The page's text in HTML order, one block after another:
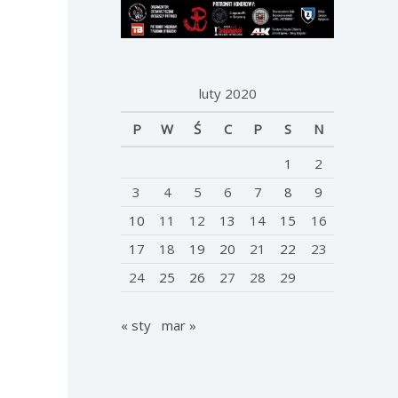
luty 2020
P
W Ś C P S
N
1
2
3
4 5 6 7 8
9
10
11 12 13 14 15
16
17
18 19 20 21 22
23
24
25 26 27 28 29
« sty mar »